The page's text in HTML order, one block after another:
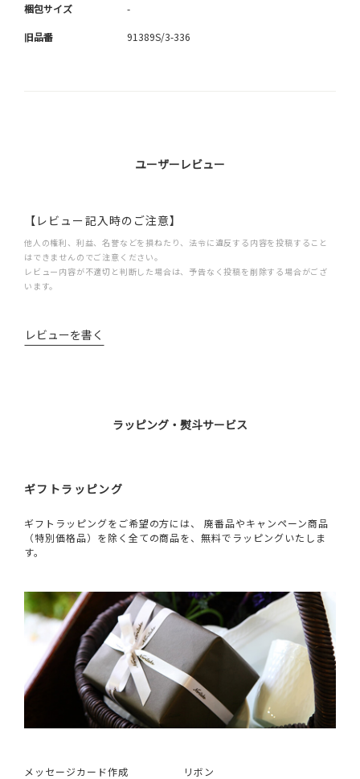
梱包サイズ -
旧品番 91389S/3-336
ユーザーレビュー
【レビュー記入時のご注意】
他人の権利、利益、名誉などを損ねたり、法令に違反する内容を投稿すること
はできませんのでご注意ください。
レビュー内容が不適切と判断した場合は、予告なく投稿を削除する場合がござ
います。
レビューを書く
ラッピング・熨斗サービス
ギフトラッピング
ギフトラッピングをご希望の方には、 廃番品やキャンペーン商品
（特別価格品）を除く全ての商品を、無料でラッピングいたしま
す。
メッセージカード作成 リボン